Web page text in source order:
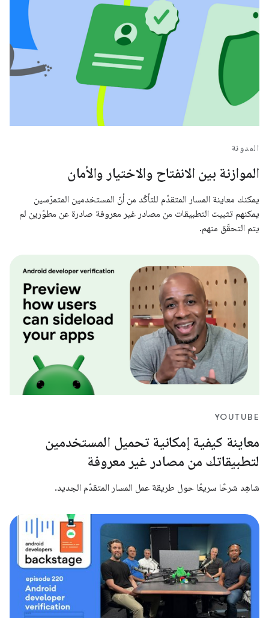
المدونة
الموازنة بين الانفتاح والاختيار والأمان
يمكنك معاينة المسار المتقدّم للتأكّد من أنّ المستخدمين المتمرّسين
يمكنهم تثبيت التطبيقات من مصادر غير معروفة صادرة عن مطوّرين لم
يتم التحقّق منهم.
YOUTUBE
معاينة كيفية إمكانية تحميل المستخدمين
لتطبيقاتك من مصادر غير معروفة
شاهِد شرحًا سريعًا حول طريقة عمل المسار المتقدّم الجديد.